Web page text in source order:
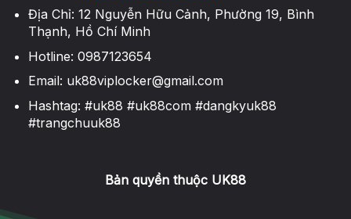
Địa Chỉ: 12 Nguyễn Hữu Cảnh, Phường 19, Bình
Thạnh, Hồ Chí Minh
Hotline: 0987123654
Email: uk88viplocker@gmail.com
Hashtag: #uk88 #uk88com #dangkyuk88
#trangchuuk88
Bản quyền thuộc UK88